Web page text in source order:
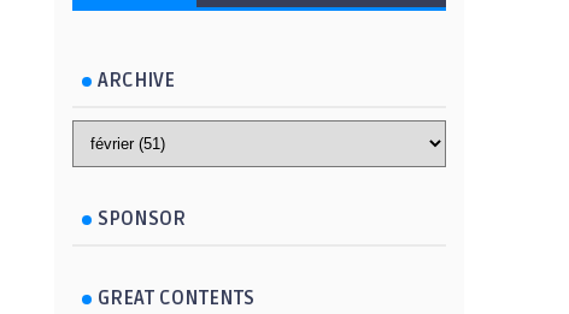
ARCHIVE
SPONSOR
GREAT CONTENTS